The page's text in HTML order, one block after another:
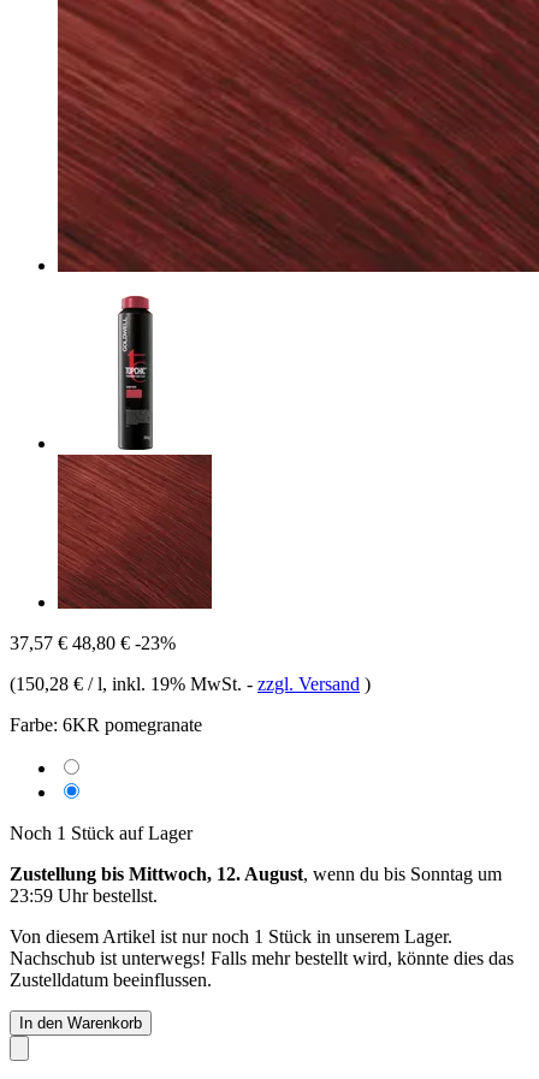
37,57 € 48,80 € -23%
(150,28 € / l, inkl. 19% MwSt. - zzgl. Versand )
Farbe: 6KR pomegranate
Noch 1 Stück auf Lager
Zustellung bis Mittwoch, 12. August, wenn du bis Sonntag um
23:59 Uhrbestellst.
Von diesem Artikel ist nur noch 1 Stück in unserem Lager.
Nachschub ist unterwegs! Falls mehr bestellt wird, könnte dies das
Zustelldatum beeinflussen.
In den Warenkorb